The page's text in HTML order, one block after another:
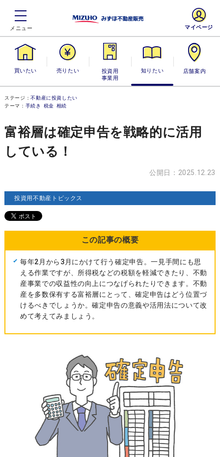
買いたい 売りたい
投資用・事業
用
知りたい 店舗案内
マイページ
ステージ：不動産に投資したい
テーマ： 手続き 税金 相続
富裕層は確定申告を戦略的に活用
している！
公開日：2025.12.23
投資用不動産トピックス
この記事の概要
毎年2月から3月にかけて行う確定申告。一見手間にも思
える作業ですが、所得税などの税額を軽減できたり、不動
産事業での収益性の向上につなげられたりできます。不動
産を多数保有する富裕層にとって、確定申告はどう位置づ
けるべきでしょうか。確定申告の意義や活用法について改
めて考えてみましょう。